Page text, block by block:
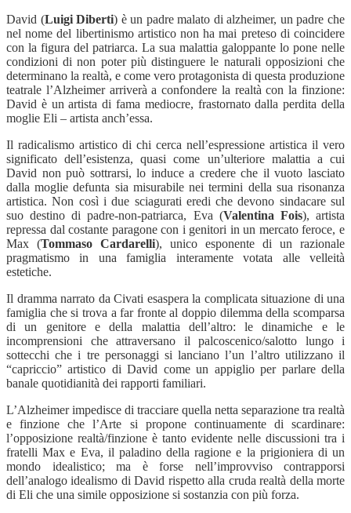
David (Luigi Diberti) è un padre malato di alzheimer, un padre che
nel nome del libertinismo artistico non ha mai preteso di coincidere
con la figura del patriarca. La sua malattia galoppante lo pone nelle
condizioni di non poter più distinguere le naturali opposizioni che
determinano la realtà, e come vero protagonista di questa produzione
teatrale l’Alzheimer arriverà a confondere la realtà con la finzione:
David è un artista di fama mediocre, frastornato dalla perdita della
moglie Eli – artista anch’essa.
Il radicalismo artistico di chi cerca nell’espressione artistica il vero
significato dell’esistenza, quasi come un’ulteriore malattia a cui
David non può sottrarsi, lo induce a credere che il vuoto lasciato
dalla moglie defunta sia misurabile nei termini della sua risonanza
artistica. Non così i due sciagurati eredi che devono sindacare sul
suo destino di padre-non-patriarca, Eva (Valentina Fois), artista
repressa dal costante paragone con i genitori in un mercato feroce, e
Max (Tommaso Cardarelli), unico esponente di un razionale
pragmatismo in una famiglia interamente votata alle velleità
estetiche.
Il dramma narrato da Civati esaspera la complicata situazione di una
famiglia che si trova a far fronte al doppio dilemma della scomparsa
di un genitore e della malattia dell’altro: le dinamiche e le
incomprensioni che attraversano il palcoscenico/salotto lungo i
sottecchi che i tre personaggi si lanciano l’un l’altro utilizzano il
“capriccio” artistico di David come un appiglio per parlare della
banale quotidianità dei rapporti familiari.
L’Alzheimer impedisce di tracciare quella netta separazione tra realtà
e finzione che l’Arte si propone continuamente di scardinare:
l’opposizione realtà/finzione è tanto evidente nelle discussioni tra i
fratelli Max e Eva, il paladino della ragione e la prigioniera di un
mondo idealistico; ma è forse nell’improvviso contrapporsi
dell’analogo idealismo di David rispetto alla cruda realtà della morte
di Eli che una simile opposizione si sostanzia con più forza.